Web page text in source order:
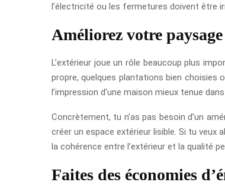
l’électricité ou les fermetures doivent être
Améliorez votre paysage
L’extérieur joue un rôle beaucoup plus
propre, quelques plantations bien choisies
l’impression d’une maison mieux tenue
Concrètement, tu n’as pas besoin d’un
créer un espace extérieur lisible. Si tu veux
la cohérence entre l’extérieur et la qualité
Faites des économies